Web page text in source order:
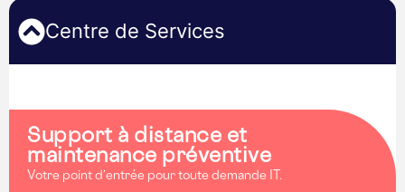
Centre de Services
Support à distance et
maintenance préventive
Votre point d’entrée pour toute demande IT.